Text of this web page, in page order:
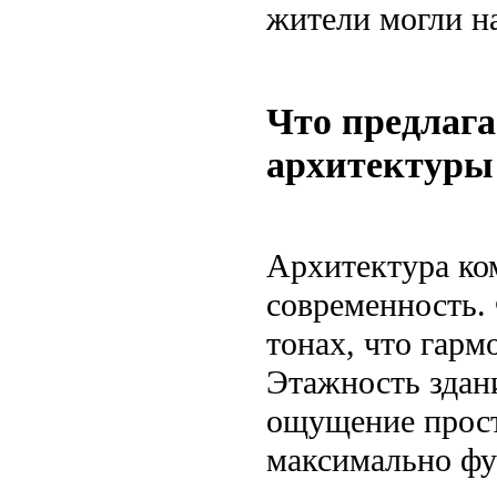
жители могли
Что
Архитектура
тонах, что
Этажность
ощущение
максимально